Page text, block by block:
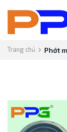
Trang chủ Phớt